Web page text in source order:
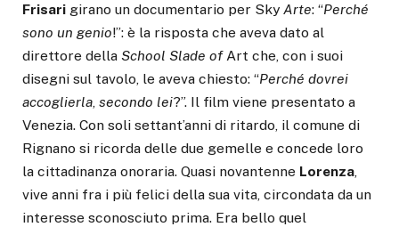
Frisari girano un documentario per Sky Arte: “Perché
sono un genio!”: è la risposta che aveva dato al
direttore della School Slade ofArt che, con i suoi
disegni sul tavolo, le aveva chiesto: “Perché dovrei
accoglierla, secondo lei?”. Il film viene presentato a
Venezia. Con soli settant’anni di ritardo, il comune di
Rignano si ricorda delle due gemelle e concede loro
la cittadinanza onoraria. Quasi novantenne Lorenza,
vive anni fra i più felici della sua vita, circondata da un
interesse sconosciuto prima. Era bello quel